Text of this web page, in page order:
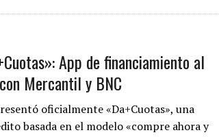
App de financiamiento al
Mercantil y BNC
oficialmente «Da+Cuotas», una
basada en el modelo «compre ahora y